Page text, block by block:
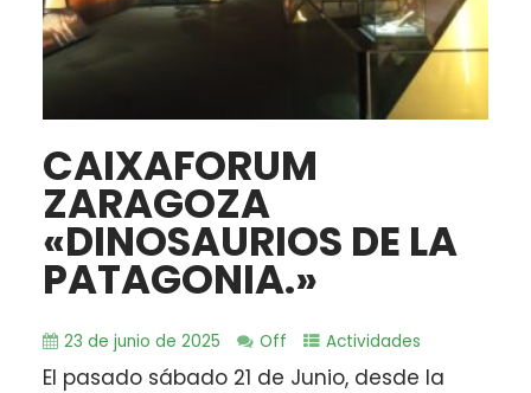
CAIXAFORUM
ZARAGOZA
«DINOSAURIOS DE LA
PATAGONIA.»
23 de junio de 2025 Off Actividades
El pasado sábado 21 de Junio, desde la